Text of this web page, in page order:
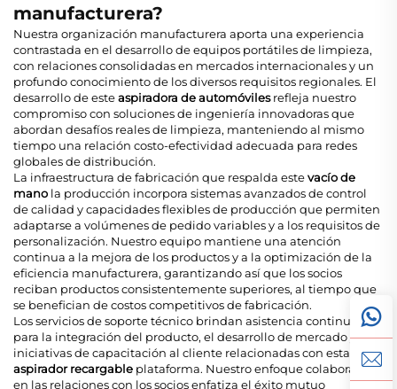
manufacturera?
Nuestra organización manufacturera aporta una experiencia
contrastada en el desarrollo de equipos portátiles de limpieza,
con relaciones consolidadas en mercados internacionales y un
profundo conocimiento de los diversos requisitos regionales. El
desarrollo de esteaspiradora de automóvilesrefleja nuestro
compromiso con soluciones de ingeniería innovadoras que
abordan desafíos reales de limpieza, manteniendo al mismo
tiempo una relación costo-efectividad adecuada para redes
globales de distribución.
La infraestructura de fabricación que respalda estevacío de
mano la producción incorpora sistemas avanzados de control
de calidad y capacidades flexibles de producción que permiten
adaptarse a volúmenes de pedido variables y a los requisitos de
personalización. Nuestro equipo mantiene una atención
continua a la mejora de los productos y a la optimización de la
eficiencia manufacturera, garantizando así que los socios
reciban productos consistentemente superiores, al tiempo que
se benefician de costos competitivos de fabricación.
Los servicios de soporte técnico brindan asistencia continua
para la integración del producto, el desarrollo de mercado y las
iniciativas de capacitación al cliente relacionadas con esta
aspirador recargable plataforma. Nuestro enfoque colaborativo
en las relaciones con los socios enfatiza el éxito mutuo